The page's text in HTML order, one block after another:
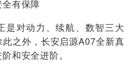
有保障
是对动力、续航、数智三大
之外，长安启源A07全新真
和安全进阶。